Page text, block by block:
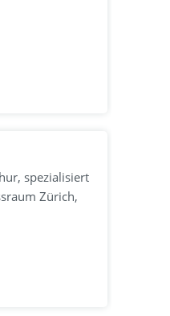
spezialisiert
Zürich,